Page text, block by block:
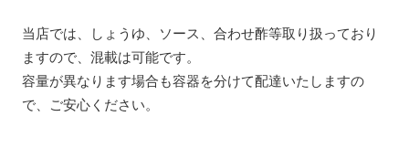
当店では、しょうゆ、ソース、合わせ酢等取り扱っており
ますので、混載は可能です。
容量が異なります場合も容器を分けて配達いたしますの
で、ご安心ください。